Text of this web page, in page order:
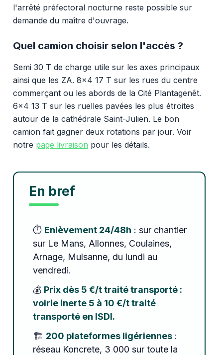
l'arrêté préfectoral nocturne reste possible sur
demande du maître d'ouvrage.
Quel camion choisir selon l'accès ?
Semi 30 T de charge utile sur les axes principaux
ainsi que les ZA. 8x4 17 T sur les rues du centre
commerçant ou les abords de la Cité Plantagenêt.
6x4 13 T sur les ruelles pavées les plus étroites
autour de la cathédrale Saint-Julien. Le bon
camion fait gagner deux rotations par jour. Voir
notre page livraison pour les détails.
En bref
⏱️ Enlèvement 24/48h : sur chantier
sur Le Mans, Allonnes, Coulaines,
Arnage, Mulsanne, du lundi au
vendredi.
💰 Prix dès 5 €/t traité transporté :
voirie inerte 5 à 10 €/t traité
transporté en ISDI.
🏗️ 200 plateformes ligériennes:
réseau Koncrete, 3 000 sur toute la